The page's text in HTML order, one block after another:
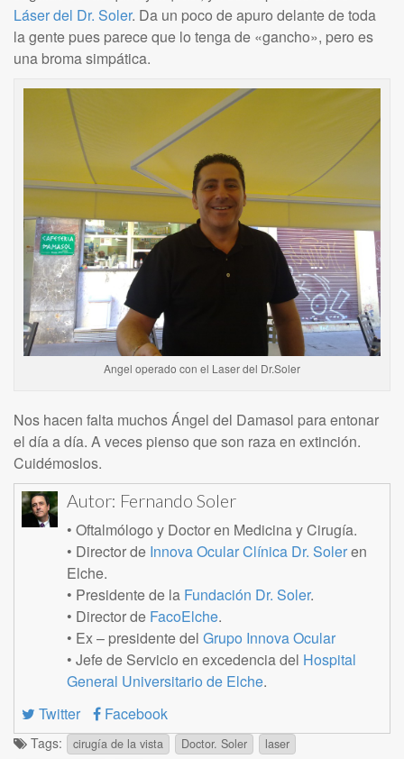
Láser del Dr. Soler. Da un poco de apuro delante de toda
la gente pues parece que lo tenga de «gancho», pero es
una broma simpática.
Angel operado con el Laser del Dr.Soler
Nos hacen falta muchos Ángel del Damasol para entonar
el día a día. A veces pienso que son raza en extinción.
Cuidémoslos.
Autor: Fernando Soler
• Oftalmólogo y Doctor en Medicina y Cirugía.
• Director de Innova Ocular Clínica Dr. Soleren
Elche.
• Presidente de la Fundación Dr. Soler.
• Director de FacoElche.
• Ex – presidente delGrupo Innova Ocular
• Jefe de Servicio en excedencia del Hospital
General Universitario de Elche.
Twitter
Facebook
Tags: cirugía de la vista Doctor. Soler
laser